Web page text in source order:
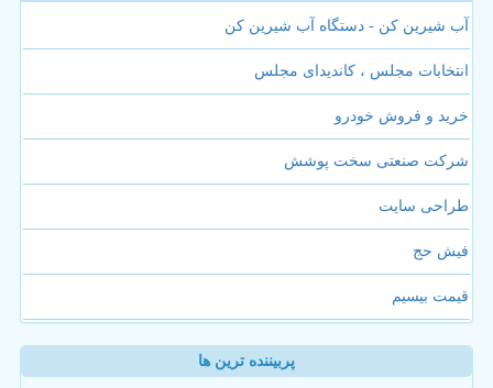
آب شیرین کن - دستگاه آب شیرین کن
انتخابات مجلس ، کاندیدای مجلس
خرید و فروش خودرو
شرکت صنعتی سخت پوشش
طراحی سایت
فیش حج
قیمت بیسیم
پربیننده ترین ها